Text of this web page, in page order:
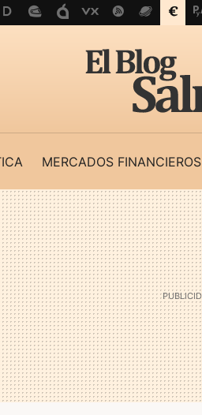
MERCADOS FINANCIEROS